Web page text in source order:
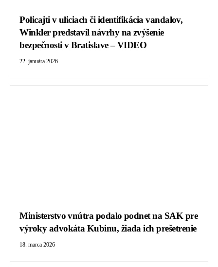
Policajti v uliciach či identifikácia vandalov,
Winkler predstavil návrhy na zvýšenie
bezpečnosti v Bratislave – VIDEO
22. januára 2026
Ministerstvo vnútra podalo podnet na SAK pre
výroky advokáta Kubinu, žiada ich prešetrenie
18. marca 2026